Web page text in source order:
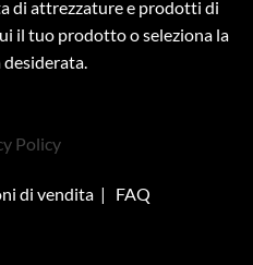
di attrezzature e prodotti di
il tuo prodotto o seleziona la
Policy
di vendita| FAQ